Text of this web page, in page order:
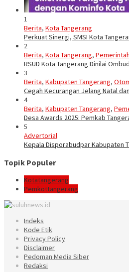
1
Berita, Kota Tangerang
Perkuat Sinergi, SMSI Kota
2
Berita, Kota Tangerang,
RSUD Kota Tangerang Dinilai
3
Berita, Kabupaten Tangerang,
Cegah Kecurangan Jelang Natal
4
Berita, Kabupaten Tangerang,
Desa Awards 2025: Pemkab
5
Advertorial
Kepala Disporabudpar Kabupaten
Topik Populer
Kotatangerang
Pemkottangerang
Indeks
Kode Etik
Privacy Policy
Disclaimer
Pedoman Media Siber
Redaksi